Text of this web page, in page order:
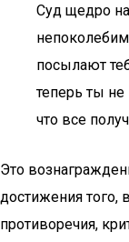
Суд щедро
посылают
теперь ты
что все
Это
достижения того,
противоречия,